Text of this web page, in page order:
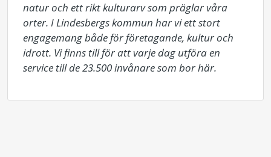
natur och ett rikt kulturarv som präglar våra
orter. I Lindesbergs kommun har vi ett stort
engagemang både för företagande, kultur och
idrott. Vi finns till för att varje dag utföra en
service till de 23.500 invånare som bor här.